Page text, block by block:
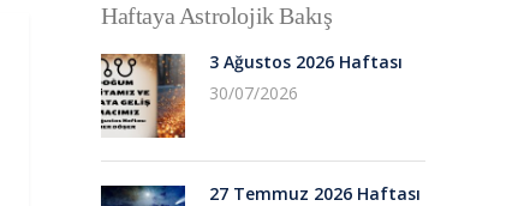
Haftaya Astrolojik Bakış
3 Ağustos 2026 Haftası
30/07/2026
27 Temmuz 2026 Haftası